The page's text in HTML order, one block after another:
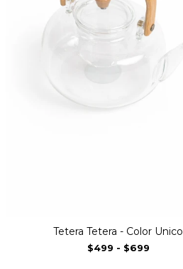
Tetera Tetera - Color Unico
$499 - $699